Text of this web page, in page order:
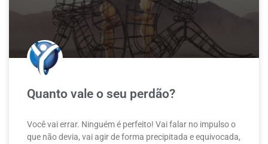
Quanto vale o seu perdão?
Você vai errar. Ninguém é perfeito! Vai falar no impulso o
que não devia, vai agir de forma precipitada e equivocada,